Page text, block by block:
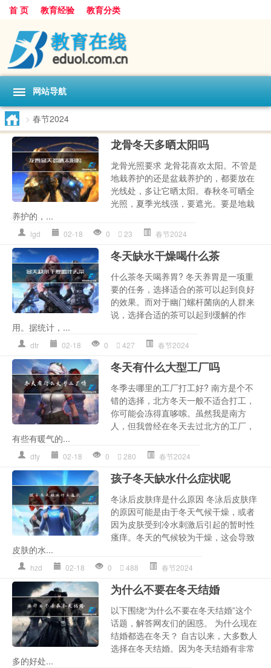
首 页 教育经验 教育分类
网站导航
> 春节2024
龙骨冬天多晒太阳吗
龙骨光照要求 龙骨花喜欢太阳。不管是
地栽养护的还是盆栽养护的，都要放在
光线处，多让它晒太阳。春秋冬可晒全
光照，夏季光线强，要遮光。要是地栽
养护的，...
lgd 02-18 0 23 春节2024
冬天缺水干燥喝什么茶
什么茶冬天喝养胃? 冬天养胃是一项重
要的任务，选择适合的茶可以起到良好
的效果。而对于幽门螺杆菌病的人群来
说，选择合适的茶可以起到缓解的作
用。据统计，...
dtr 02-18 0 427 春节2024
冬天有什么大型工厂吗
冬季去哪里的工厂打工好? 南方是个不
错的选择，北方冬天一般不适合打工，
你可能会冻得直哆嗦。虽然我是南方
人，但我曾经在冬天去过北方的工厂，
有些有暖气的...
dty 02-18 0 280 春节2024
孩子冬天缺水什么症状呢
冬泳后皮肤痒是什么原因 冬泳后皮肤痒
的原因可能是由于冬天气候干燥，或者
因为皮肤受到冷水刺激后引起的暂时性
瘙痒。冬天的气候较为干燥，这会导致
皮肤的水...
hzd 02-18 0 488 春节2024
为什么不要在冬天结婚
以下围绕“为什么不要在冬天结婚”这个
话题，解答网友们的困惑。 为什么现在
结婚都选在冬天？ 自古以来，大多数人
选择在冬天结婚。因为冬天结婚有非常
多的好处...